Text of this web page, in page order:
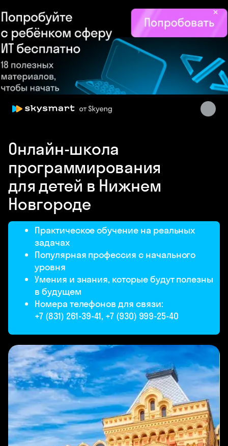
×
Онлайн-школа
программирования
для детей в Нижнем
Новгороде
Практическое обучение на реальных
задачах
Популярная профессия с начального
уровня
Умения и знания, которые будут полезны
в будущем
Номера телефонов для связи:
+7 (831) 261‑39-41, +7 (930) 999-25-40
online